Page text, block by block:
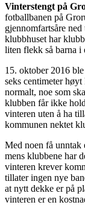
Vinterstengt på
fotballbanen på
gjennomfartsåre
klubbhuset har
liten flekk så barna i
15. oktober 2016
seks centimeter
normalt, noe som
klubben får ikke
vinteren uten å ha
kommunen nektet
Med noen få unntak
mens klubbene har
vinteren krever
tillater ingen nye
at nytt dekke er på
vinteren er en